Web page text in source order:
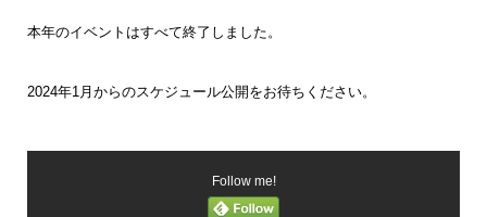
本年のイベントはすべて終了しました。
2024年1月からのスケジュール公開をお待ちください。
Follow me!